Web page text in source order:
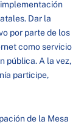
Dar la
por parte de los
como servicio
pública. A la vez,
participe,
de la Mesa